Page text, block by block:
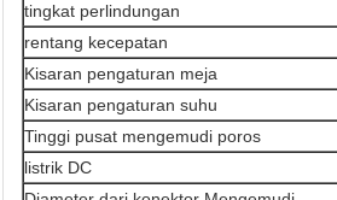
tingkat perlindungan
rentang kecepatan
Kisaran pengaturan meja
Kisaran pengaturan suhu
Tinggi pusat mengemudi poros
listrik DC